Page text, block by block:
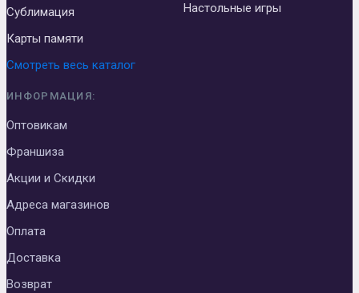
Сублимация
Карты памяти
Настольные игры
Смотреть весь каталог
ИНФОРМАЦИЯ:
Оптовикам
Франшиза
Акции и Скидки
Адреса магазинов
Оплата
Доставка
Возврат